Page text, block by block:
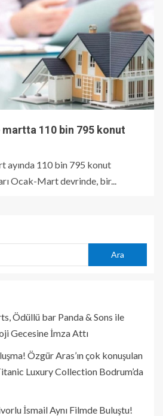
110 bin 795 konut
ayında 110 bin 795 konut
Ocak-Mart devrinde, bir...
Ara
Ödüllü bar Panda & Sons ile
Gecesine İmza Attı
Özgür Aras’ın çok konuşulan
Luxury Collection Bodrum’da
İsmail Aynı Filmde Buluştu!